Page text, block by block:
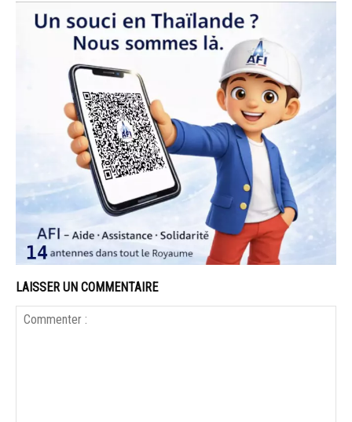
LAISSER UN COMMENTAIRE